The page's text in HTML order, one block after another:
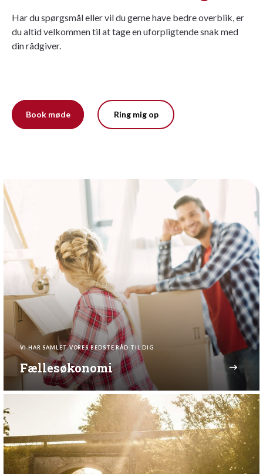
Har du spørgsmål eller vil du gerne have bedre overblik, er
du altid velkommen til at tage en uforpligtende snak med
din rådgiver.
Book møde Ring mig op
VI HAR SAMLET VORES BEDSTE RÅD TIL DIG
Fællesøkonomi